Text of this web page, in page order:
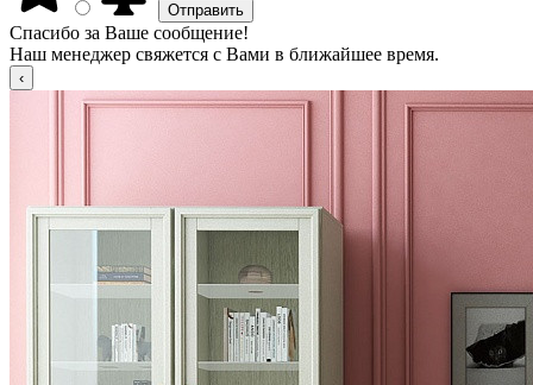
Спасибо за Ваше сообщение!
Наш менеджер свяжется с Вами в ближайшее время.